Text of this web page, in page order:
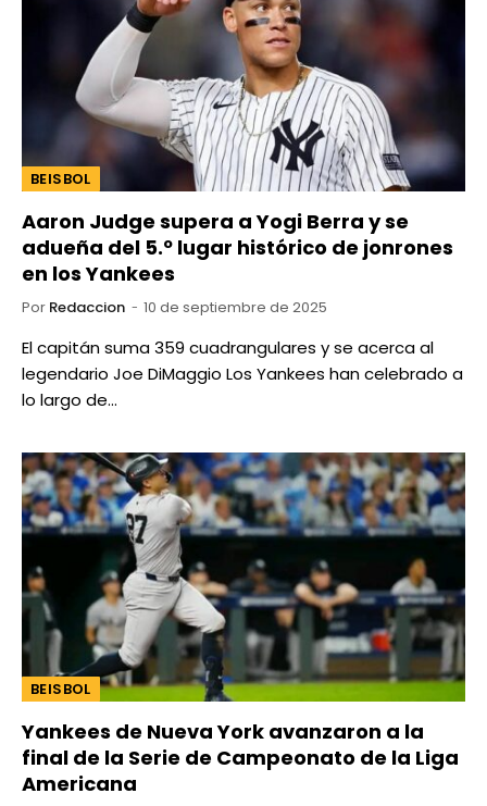
BEISBOL
Aaron Judge supera a Yogi Berra y se
adueña del 5.º lugar histórico de jonrones
en los Yankees
Por Redaccion 10 de septiembre de 2025
El capitán suma 359 cuadrangulares y se acerca al
legendario Joe DiMaggio Los Yankees han celebrado a
lo largo de…
BEISBOL
Yankees de Nueva York avanzaron a la
final de la Serie de Campeonato de la Liga
Americana